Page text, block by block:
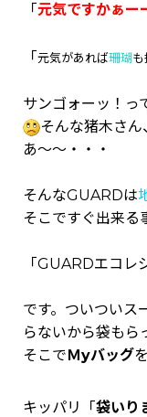
「元気ですかぁー
「元気があれば珊瑚も
サンゴォーッ！っ
そんな猪木さ
あ～～・・・
そんなGUARDは
そこですぐ出来る
「GUARDエコレ
です。ついついス
らないから袋もら
そこでＭyバッグ
キッパリ 「袋いり